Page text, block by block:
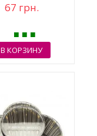
67 грн.
В КОРЗИНУ